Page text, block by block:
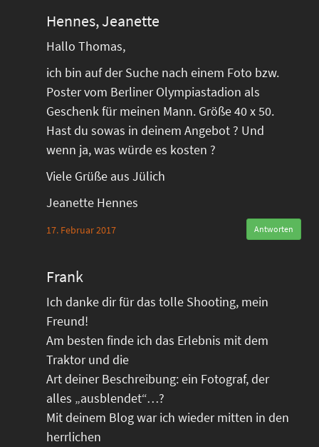
Hennes, Jeanette
Hallo Thomas,
ich bin auf der Suche nach einem Foto bzw.
Poster vom Berliner Olympiastadion als
Geschenk für meinen Mann. Größe 40 x 50.
Hast du sowas in deinem Angebot ? Und
wenn ja, was würde es kosten ?
Viele Grüße aus Jülich
Jeanette Hennes
17. Februar 2017 Antworten
Frank
Ich danke dir für das tolle Shooting, mein
Freund!
Am besten finde ich das Erlebnis mit dem
Traktor und die
Art deiner Beschreibung: ein Fotograf, der
alles „ausblendet“…?
Mit deinem Blog war ich wieder mitten in den
herrlichen